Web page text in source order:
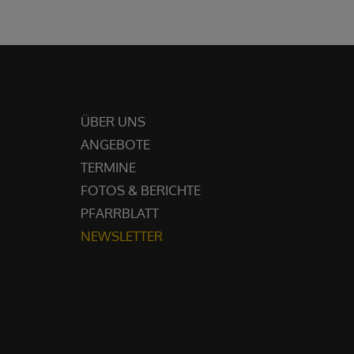
ÜBER UNS
ANGEBOTE
TERMINE
FOTOS & BERICHTE
PFARRBLATT
NEWSLETTER